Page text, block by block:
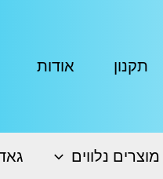
תקנון אודות
מוצרים נלווים